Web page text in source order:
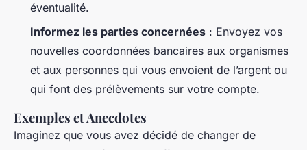
éventualité.
Informez les parties concernées : Envoyez vos
nouvelles coordonnées bancaires aux organismes
et aux personnes qui vous envoient de l’argent ou
qui font des prélèvements sur votre compte.
Exemples et Anecdotes
Imaginez que vous avez décidé de changer de